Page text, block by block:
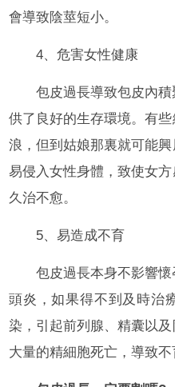
會導致陰莖短小。
4、危害女性健康
包皮過長導致包皮內
供了良好的生存環境。有
浪，但到姑娘那裏就可能
易侵入女性身體，致使女
久治不愈。
5、易造成不育
包皮過長本身不影響
頭炎，如果得不到及時治
染，引起前列腺、精囊以
大量的精細胞死亡，導致不